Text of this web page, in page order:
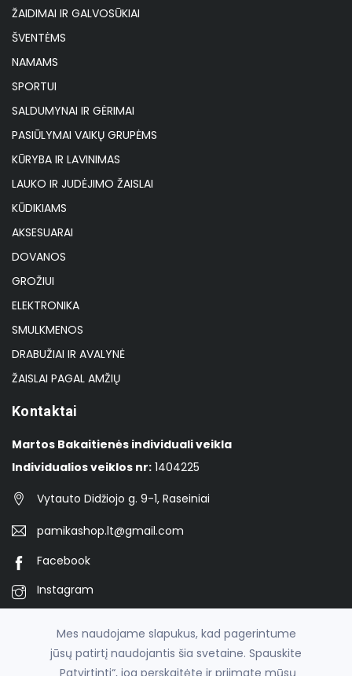
ŽAIDIMAI IR GALVOSŪKIAI
ŠVENTĖMS
NAMAMS
SPORTUI
SALDUMYNAI IR GĖRIMAI
PASIŪLYMAI VAIKŲ GRUPĖMS
KŪRYBA IR LAVINIMAS
LAUKO IR JUDĖJIMO ŽAISLAI
KŪDIKIAMS
AKSESUARAI
DOVANOS
GROŽIUI
ELEKTRONIKA
SMULKMENOS
DRABUŽIAI IR AVALYNĖ
ŽAISLAI PAGAL AMŽIŲ
Kontaktai
Martos Bakaitienės individuali veikla
Individualios veiklos nr: 1404225
Vytauto Didžiojo g. 9-1, Raseiniai
pamikashop.lt@gmail.com
Facebook
Instagram
Mes naudojame slapukus, kad pagerintume
jūsų patirtį naudojantis šia svetaine. Spauskite
„Patvirtinti“, jog perskaitėte ir priimate mūsų